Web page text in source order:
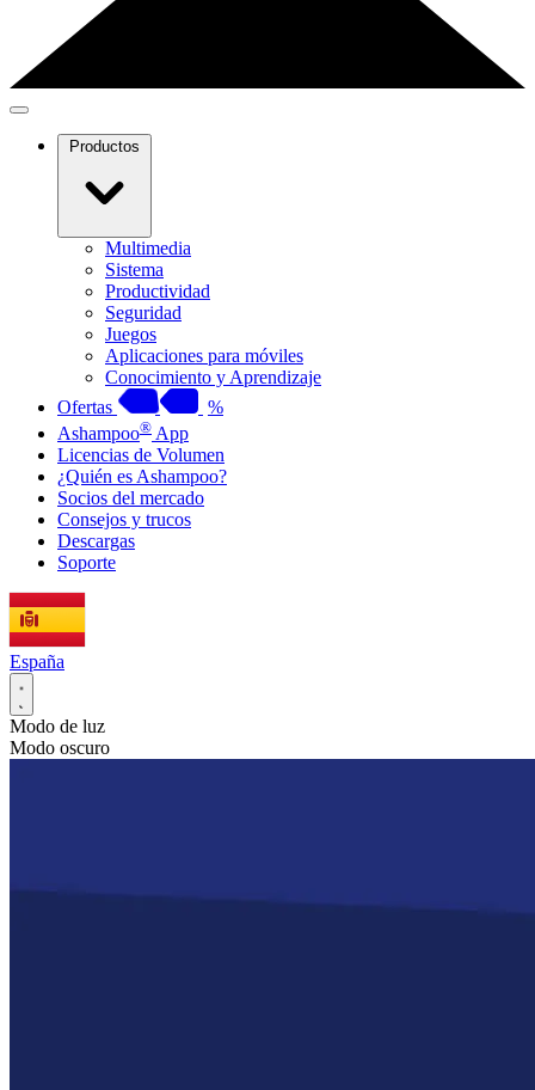
Productos
Multimedia
Sistema
Productividad
Seguridad
Juegos
Aplicaciones para móviles
Conocimiento y Aprendizaje
Ofertas
%
Ashampoo® App
Licencias de Volumen
¿Quién es Ashampoo?
Socios del mercado
Consejos y trucos
Descargas
Soporte
España
Modo de luz
Modo oscuro